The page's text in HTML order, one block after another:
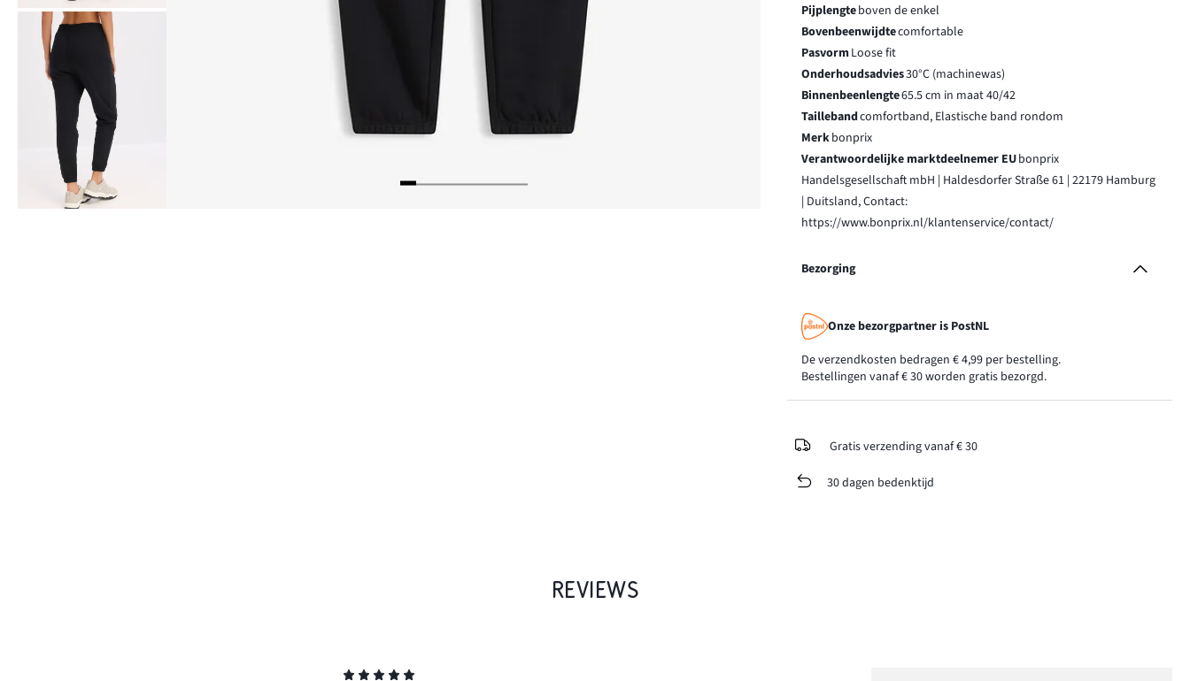
Pijplengteboven de enkel
Bovenbeenwijdtecomfortable
PasvormLoose fit
Onderhoudsadvies30°C (machinewas)
Binnenbeenlengte65.5 cm in maat 40/42
Taillebandcomfortband, Elastische band rondom
Merkbonprix
Verantwoordelijke marktdeelnemer EUbonprix
Handelsgesellschaft mbH | Haldesdorfer Straße 61 | 22179 Hamburg
| Duitsland, Contact:
https://www.bonprix.nl/klantenservice/contact/
Bezorging
Onze bezorgpartner is PostNL
De verzendkosten bedragen € 4,99 per bestelling.
Bestellingen vanaf € 30 worden gratis bezorgd.
Gratis verzending vanaf € 30
30 dagen bedenktijd
REVIEWS